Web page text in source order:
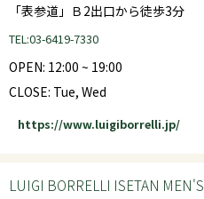
「表参道」Ｂ2出口から徒歩3分
TEL:03-6419-7330
OPEN: 12:00 ~ 19:00
CLOSE: Tue, Wed
https://www.luigiborrelli.jp/
LUIGI BORRELLI ISETAN MEN'S